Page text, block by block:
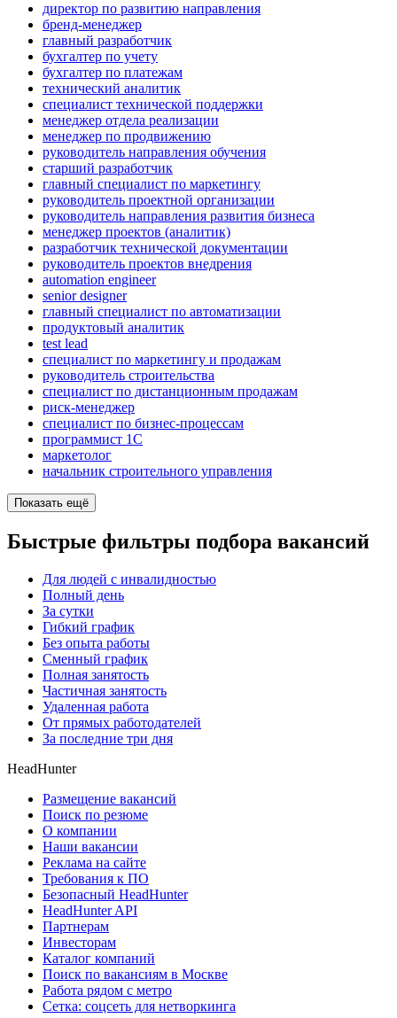
директор по развитию направления
бренд-менеджер
главный разработчик
бухгалтер по учету
бухгалтер по платежам
технический аналитик
специалист технической поддержки
менеджер отдела реализации
менеджер по продвижению
руководитель направления обучения
старший разработчик
главный специалист по маркетингу
руководитель проектной организации
руководитель направления развития бизнеса
менеджер проектов (аналитик)
разработчик технической документации
руководитель проектов внедрения
automation engineer
senior designer
главный специалист по автоматизации
продуктовый аналитик
test lead
специалист по маркетингу и продажам
руководитель строительства
специалист по дистанционным продажам
риск-менеджер
специалист по бизнес-процессам
программист 1C
маркетолог
начальник строительного управления
Показать ещё
Быстрые фильтры подбора вакансий
Для людей с инвалидностью
Полный день
За сутки
Гибкий график
Без опыта работы
Сменный график
Полная занятость
Частичная занятость
Удаленная работа
От прямых работодателей
За последние три дня
HeadHunter
Размещение вакансий
Поиск по резюме
О компании
Наши вакансии
Реклама на сайте
Требования к ПО
Безопасный HeadHunter
HeadHunter API
Партнерам
Инвесторам
Каталог компаний
Поиск по вакансиям в Москве
Работа рядом с метро
Сетка: соцсеть для нетворкинга